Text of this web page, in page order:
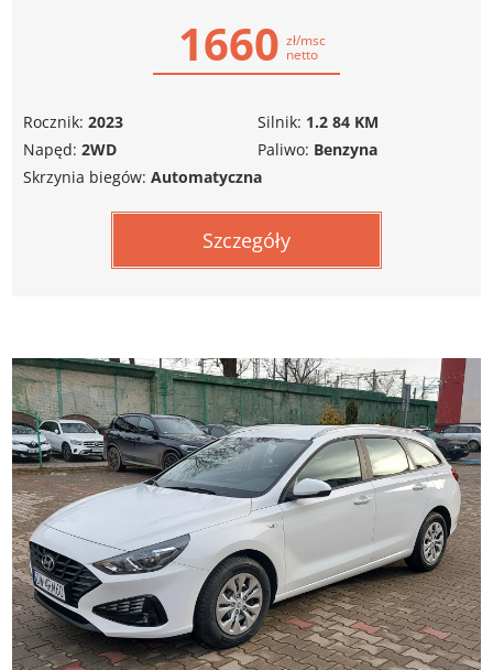
1660 zł/msc
netto
Rocznik: 2023
Napęd: 2WD
Silnik: 1.2 84 KM
Paliwo: Benzyna
Skrzynia biegów: Automatyczna
Szczegóły